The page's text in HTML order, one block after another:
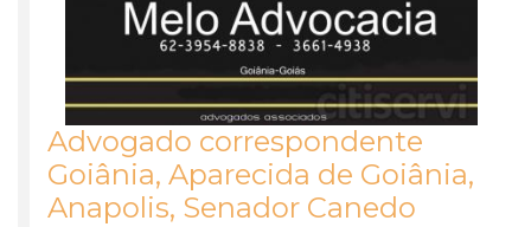
Advogado correspondente
Goiânia, Aparecida de Goiânia,
Anapolis, Senador Canedo